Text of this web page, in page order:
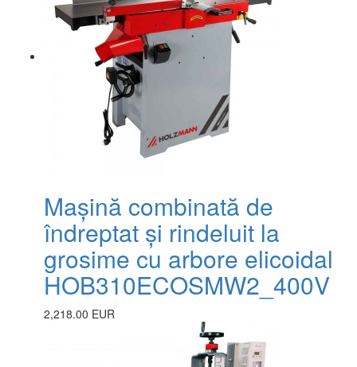
Mașină combinată de
îndreptat și rindeluit la
grosime cu arbore elicoidal
HOB310ECOSMW2_400V
2,218.00 EUR